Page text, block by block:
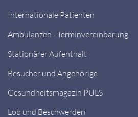
Internationale Patienten
Ambulanzen - Terminvereinbarung
Stationärer Aufenthalt
Besucher und Angehörige
Gesundheitsmagazin PULS
Lob und Beschwerden